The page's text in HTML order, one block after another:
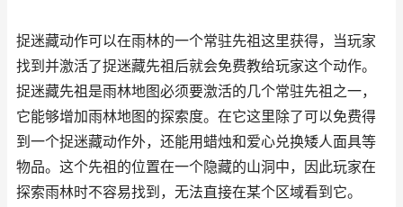
捉迷藏动作可以在雨林的一个常驻先祖这里获得，当玩家
找到并激活了捉迷藏先祖后就会免费教给玩家这个动作。
捉迷藏先祖是雨林地图必须要激活的几个常驻先祖之一，
它能够增加雨林地图的探索度。在它这里除了可以免费得
到一个捉迷藏动作外，还能用蜡烛和爱心兑换矮人面具等
物品。这个先祖的位置在一个隐藏的山洞中，因此玩家在
探索雨林时不容易找到，无法直接在某个区域看到它。